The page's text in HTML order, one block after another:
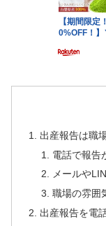
出産報告は職
電話で報告
メールや
職場の雰囲
出産報告を電